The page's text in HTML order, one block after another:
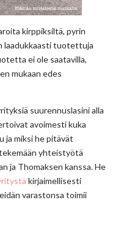
kirppiksiltä, pyrin
laadukkaasti tuotettuja
ei ole saatavilla,
mukaan edes
suurennuslasini alla
avoimesti kuka
ja miksi he pitävät
yhteistyötä
ja Thomaksen kanssa. He
kirjaimellisesti
varastonsa toimii